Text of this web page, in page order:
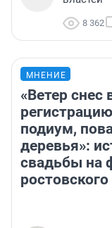
8 362
МНЕНИЕ
«Ветер
подиум,
деревья»:
свадьбы на